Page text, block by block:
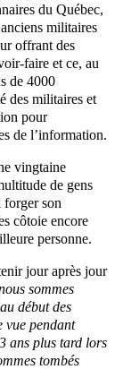
du Québec,
militaires
offrant des
faire et ce, au
de 4000
des militaires et
pour
de l’information.
vingtaine
de gens
forger son
côtoie encore
personne.
jour après jour
sommes
début des
vue pendant
ans plus tard lors
tombés